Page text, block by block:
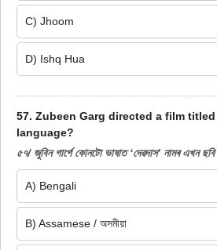
C) Jhoom
D) Ishq Hua
57. Zubeen Garg directed a film titled
language?
৫৭/ জুবিন গাৰ্গে কোনটো ভাষাত ‘দেৱদাস’ নামৰ এখন ছবি
A) Bengali
B) Assamese / অসমীয়া